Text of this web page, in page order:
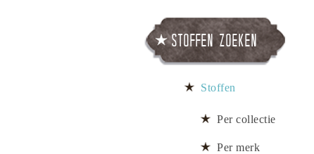
Stoffen zoeken
Stoffen
Per collectie
Per merk